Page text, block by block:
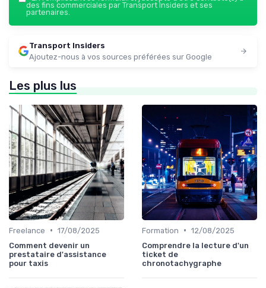
des fins commerciales par Transport Insiders et ses
partenaires.
Transport Insiders
Ajoutez-nous à vos sources préférées sur Google
Les plus lus
Freelance • 17/08/2025
Comment devenir un
prestataire d'assistance
pour taxis
Formation • 12/08/2025
Comprendre la lecture d'un
ticket de
chronotachygraphe